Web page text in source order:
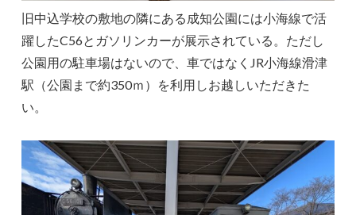
旧中込学校の敷地の隣にある成知公園には小海線で活
躍したC56とガソリンカーが展示されている。ただし
公園用の駐車場はないので、車ではなくJR小海線滑津
駅（公園まで約350ｍ）を利用しお越しいただきた
い。